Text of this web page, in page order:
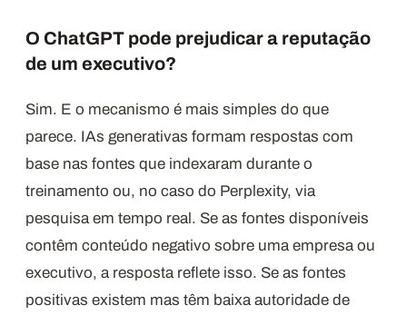
O ChatGPT pode prejudicar a reputação
de um executivo?
Sim. E o mecanismo é mais simples do que
parece. IAs generativas formam respostas com
base nas fontes que indexaram durante o
treinamento ou, no caso do Perplexity, via
pesquisa em tempo real. Se as fontes disponíveis
contêm conteúdo negativo sobre uma empresa ou
executivo, a resposta reflete isso. Se as fontes
positivas existem mas têm baixa autoridade de